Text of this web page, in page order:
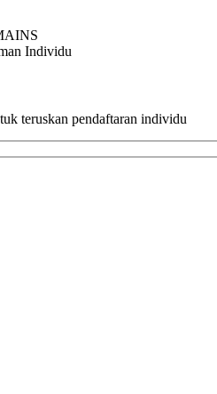
Individu
teruskan pendaftaran individu